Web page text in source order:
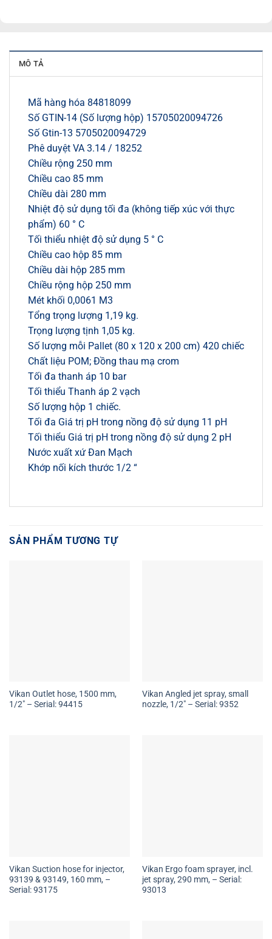
MÔ TẢ
Mã hàng hóa 84818099
Số GTIN-14 (Số lượng hộp) 15705020094726
Số Gtin-13 5705020094729
Phê duyệt VA 3.14 / 18252
Chiều rộng 250 mm
Chiều cao 85 mm
Chiều dài 280 mm
Nhiệt độ sử dụng tối đa (không tiếp xúc với thực
phẩm) 60 ° C
Tối thiểu nhiệt độ sử dụng 5 ° C
Chiều cao hộp 85 mm
Chiều dài hộp 285 mm
Chiều rộng hộp 250 mm
Mét khối 0,0061 M3
Tổng trọng lượng 1,19 kg.
Trọng lượng tịnh 1,05 kg.
Số lượng mỗi Pallet (80 x 120 x 200 cm) 420 chiếc
Chất liệu POM; Đồng thau mạ crom
Tối đa thanh áp 10 bar
Tối thiểu Thanh áp 2 vạch
Số lượng hộp 1 chiếc.
Tối đa Giá trị pH trong nồng độ sử dụng 11 pH
Tối thiểu Giá trị pH trong nồng độ sử dụng 2 pH
Nước xuất xứ Đan Mạch
Khớp nối kích thước 1/2 “
SẢN PHẨM TƯƠNG TỰ
Vikan Outlet hose, 1500 mm,
1/2″ – Serial: 94415
Vikan Angled jet spray, small
nozzle, 1/2″ – Serial: 9352
Vikan Suction hose for injector,
93139 & 93149, 160 mm, –
Serial: 93175
Vikan Ergo foam sprayer, incl.
jet spray, 290 mm, – Serial:
93013